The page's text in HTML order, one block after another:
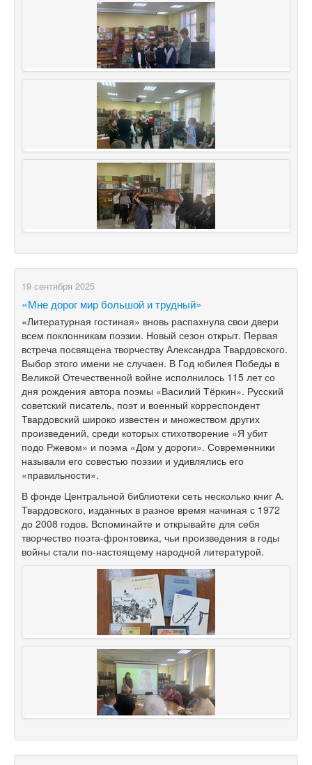
19 сентября 2025
«Мне дорог мир большой и трудный»
«Литературная гостиная» вновь распахнула свои двери
всем поклонникам поэзии. Новый сезон открыт. Первая
встреча посвящена творчеству Александра Твардовского.
Выбор этого имени не случаен. В Год юбилея Победы в
Великой Отечественной войне исполнилось 115 лет со
дня рождения автора поэмы «Василий Тёркин». Русский
советский писатель, поэт и военный корреспондент
Твардовский широко известен и множеством других
произведений, среди которых стихотворение «Я убит
подо Ржевом» и поэма «Дом у дороги». Современники
называли его совестью поэзии и удивлялись его
«правильности».
В фонде Центральной библиотеки сеть несколько книг А.
Твардовского, изданных в разное время начиная с 1972
до 2008 годов. Вспоминайте и открывайте для себя
творчество поэта-фронтовика, чьи произведения в годы
войны стали по-настоящему народной литературой.